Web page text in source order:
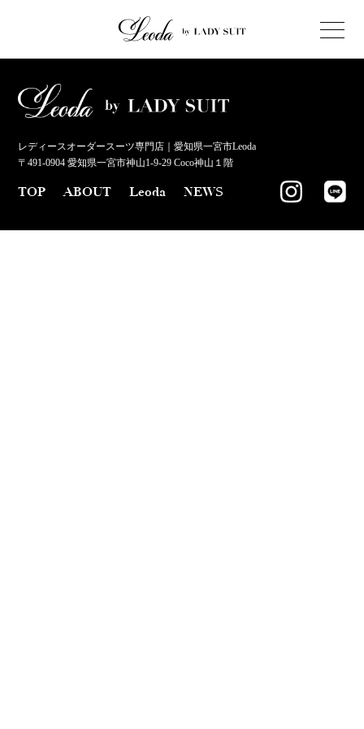
レディースオーダースーツ専門店｜愛知県一宮市Leoda
〒491-0904 愛知県一宮市神山1-9-29 Coco神山１階
TOP ABOUT Leoda NEWS